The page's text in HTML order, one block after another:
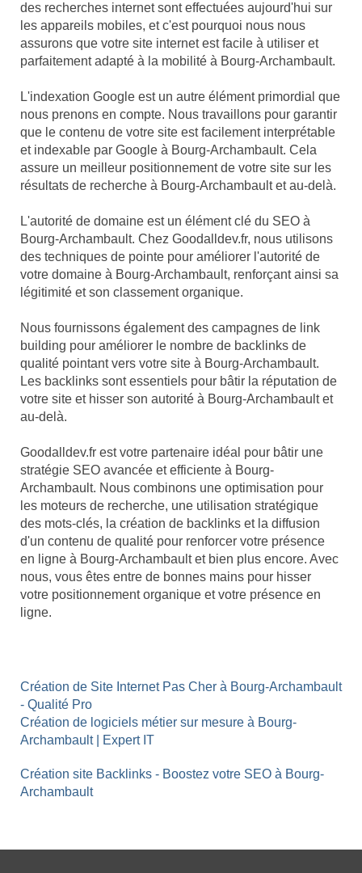
des recherches internet sont effectuées aujourd'hui sur
les appareils mobiles, et c'est pourquoi nous nous
assurons que votre site internet est facile à utiliser et
parfaitement adapté à la mobilité à Bourg-Archambault.
L'indexation Google est un autre élément primordial que
nous prenons en compte. Nous travaillons pour garantir
que le contenu de votre site est facilement interprétable
et indexable par Google à Bourg-Archambault. Cela
assure un meilleur positionnement de votre site sur les
résultats de recherche à Bourg-Archambault et au-delà.
L'autorité de domaine est un élément clé du SEO à
Bourg-Archambault. Chez Goodalldev.fr, nous utilisons
des techniques de pointe pour améliorer l'autorité de
votre domaine à Bourg-Archambault, renforçant ainsi sa
légitimité et son classement organique.
Nous fournissons également des campagnes de link
building pour améliorer le nombre de backlinks de
qualité pointant vers votre site à Bourg-Archambault.
Les backlinks sont essentiels pour bâtir la réputation de
votre site et hisser son autorité à Bourg-Archambault et
au-delà.
Goodalldev.fr est votre partenaire idéal pour bâtir une
stratégie SEO avancée et efficiente à Bourg-
Archambault. Nous combinons une optimisation pour
les moteurs de recherche, une utilisation stratégique
des mots-clés, la création de backlinks et la diffusion
d'un contenu de qualité pour renforcer votre présence
en ligne à Bourg-Archambault et bien plus encore. Avec
nous, vous êtes entre de bonnes mains pour hisser
votre positionnement organique et votre présence en
ligne.
Création de Site Internet Pas Cher à Bourg-Archambault
- Qualité Pro
Création de logiciels métier sur mesure à Bourg-
Archambault | Expert IT
Création site Backlinks - Boostez votre SEO à Bourg-
Archambault